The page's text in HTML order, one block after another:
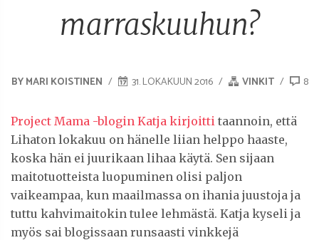
marraskuuhun?
BY MARI KOISTINEN 31. LOKAKUUN 2016 VINKIT 8
Project Mama -blogin Katja kirjoitti taannoin, että
Lihaton lokakuu on hänelle liian helppo haaste,
koska hän ei juurikaan lihaa käytä. Sen sijaan
maitotuotteista luopuminen olisi paljon
vaikeampaa, kun maailmassa on ihania juustoja ja
tuttu kahvimaitokin tulee lehmästä. Katja kyseli ja
myös sai blogissaan runsaasti vinkkejä